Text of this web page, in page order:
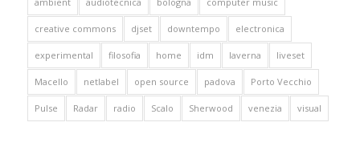
creative commons djset downtempo electronica
experimental filosofia home idm laverna liveset
Macello netlabel open source padova Porto Vecchio
Pulse Radar radio Scalo Sherwood venezia visual